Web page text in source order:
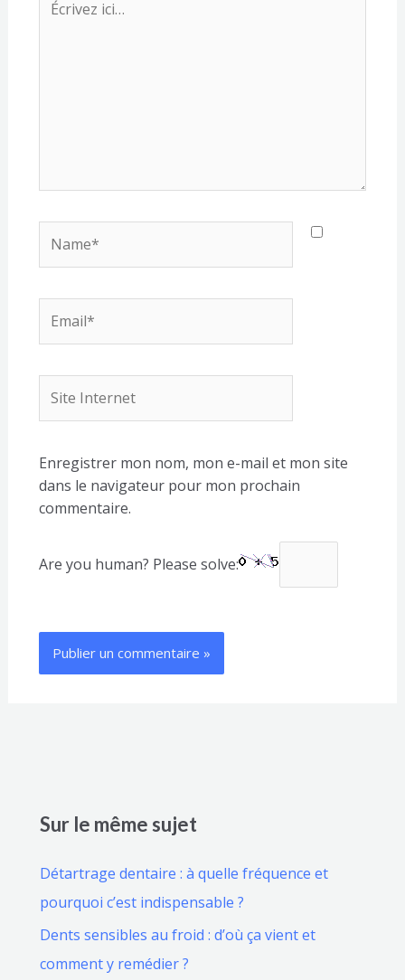
ici…
Internet
Enregistrer mon nom, mon e-mail et mon site
dans le navigateur pour mon prochain
commentaire.
Are you human? Please solve:
Sur le même sujet
Détartrage dentaire : à quelle fréquence et
pourquoi c’est indispensable ?
Dents sensibles au froid : d’où ça vient et
comment y remédier ?